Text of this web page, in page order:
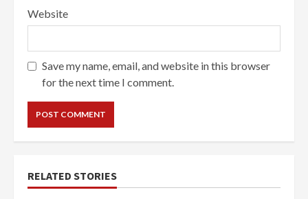
Website
Save my name, email, and website in this browser
for the next time I comment.
RELATED STORIES